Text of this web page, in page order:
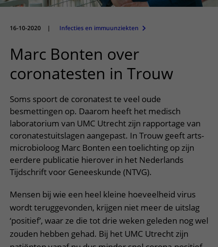
Onderzoeken en diagnostiek
Bloedprikken
Wijzigen patiëntgegevens
Mijn UMC Utrecht patiëntportaal
Faciliteiten en voorzieningen
Bezoekregels
Parkeren
Contact met verpleegafdeling
Het Wilhelmina Kinderziekenhuis
Diagnostiek aanvragen
Zorgverlenersportaal
Onderwijs
Werken bij het UMC Utrecht
16-10-2020 | Infecties en immuunziekten
Marc Bonten over
coronatesten in Trouw
Soms spoort de coronatest te veel oude
besmettingen op. Daarom heeft het medisch
laboratorium van UMC Utrecht zijn rapportage van
coronatestuitslagen aangepast. In Trouw geeft arts-
microbioloog Marc Bonten een toelichting op zijn
eerdere publicatie hierover in het Nederlands
Tijdschrift voor Geneeskunde (NTVG).
Mensen bij wie een heel kleine hoeveelheid virus
wordt teruggevonden, krijgen niet meer de uitslag
‘positief’, waar ze die tot drie weken geleden nog wel
zouden hebben gehad. Bij het UMC Utrecht zijn